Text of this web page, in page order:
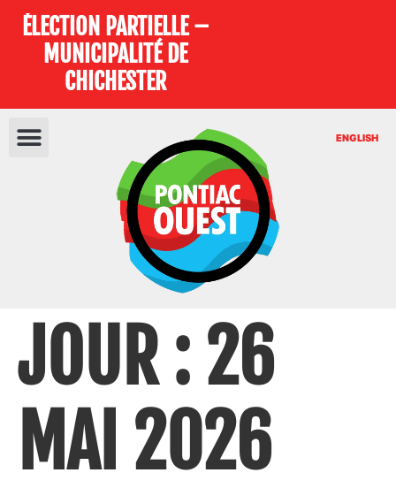
ÉLECTION PARTIELLE –
MUNICIPALITÉ DE
CHICHESTER
ENGLISH
JOUR :26
MAI 2026